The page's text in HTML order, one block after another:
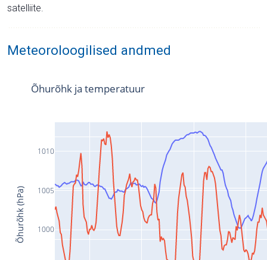
satelliite.
Meteoroloogilised andmed
1000
1005
1010
Õhurõhk ja temperatuur
Õhurõhk (hPa)